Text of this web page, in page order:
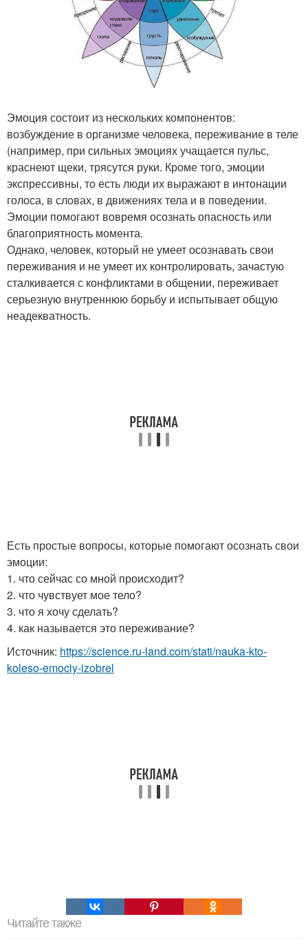
Эмоция состоит из нескольких компонентов:
возбуждение в организме человека, переживание в теле
(например, при сильных эмоциях учащается пульс,
краснеют щеки, трясутся руки. Кроме того, эмоции
экспрессивны, то есть люди их выражают в интонации
голоса, в словах, в движениях тела и в поведении.
Эмоции помогают вовремя осознать опасность или
благоприятность момента.
Однако, человек, который не умеет осознавать свои
переживания и не умеет их контролировать, зачастую
сталкивается с конфликтами в общении, переживает
серьезную внутреннюю борьбу и испытывает общую
неадекватность.
Есть простые вопросы, которые помогают осознать свои
эмоции:
1. что сейчас со мной происходит?
2. что чувствует мое тело?
3. что я хочу сделать?
4. как называется это переживание?
Источник: https://science.ru-land.com/stati/nauka-kto-
koleso-emociy-izobrel
Читайте также